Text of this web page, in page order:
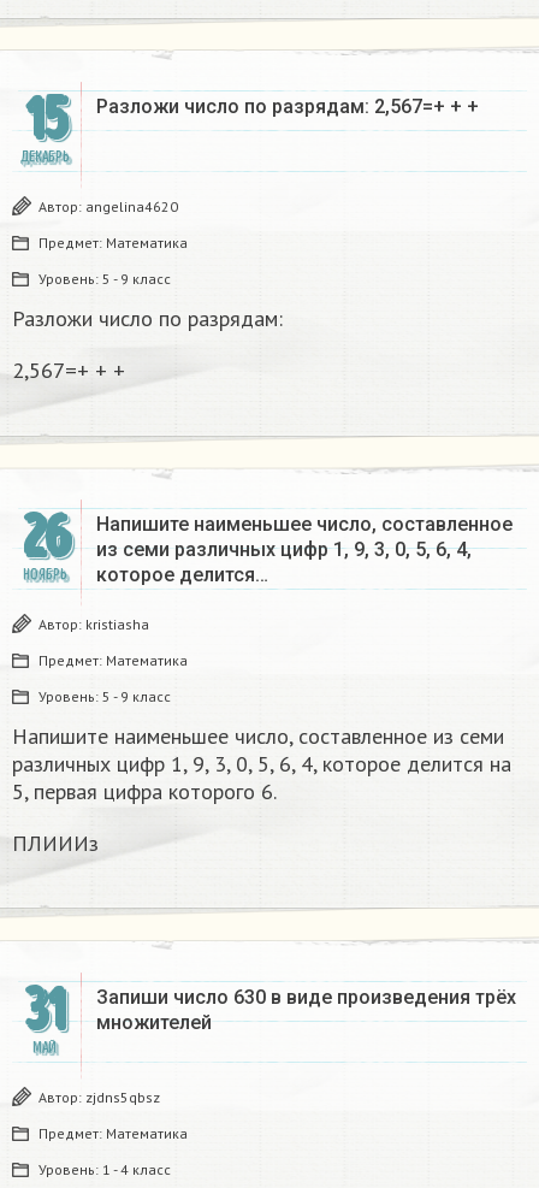
15
ДЕКАБРЬ
Разложи число по разрядам: 2,567=+ + +
Автор: angelina4620
Предмет: Математика
Уровень: 5 - 9 класс
Разложи число по разрядам:
2,567=+ + +
26
НОЯБРЬ
Напишите наименьшее число, составленное
из семи различных цифр 1, 9, 3, 0, 5, 6, 4,
которое делится…
Автор: kristiasha
Предмет: Математика
Уровень: 5 - 9 класс
Напишите наименьшее число, составленное из семи
различных цифр 1, 9, 3, 0, 5, 6, 4, которое делится на
5, первая цифра которого 6.
ПЛИИИз
31
МАЙ
Запиши число 630 в виде произведения трёх
множителей
Автор: zjdns5qbsz
Предмет: Математика
Уровень: 1 - 4 класс